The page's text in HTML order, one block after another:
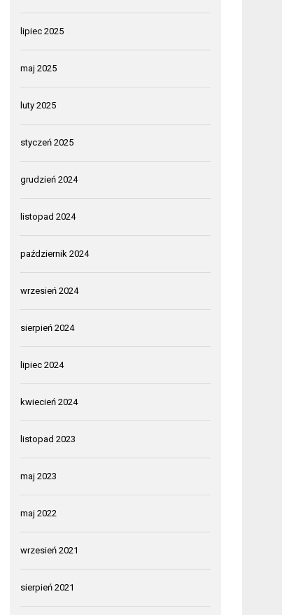
lipiec 2025
maj 2025
luty 2025
styczeń 2025
grudzień 2024
listopad 2024
październik 2024
wrzesień 2024
sierpień 2024
lipiec 2024
kwiecień 2024
listopad 2023
maj 2023
maj 2022
wrzesień 2021
sierpień 2021